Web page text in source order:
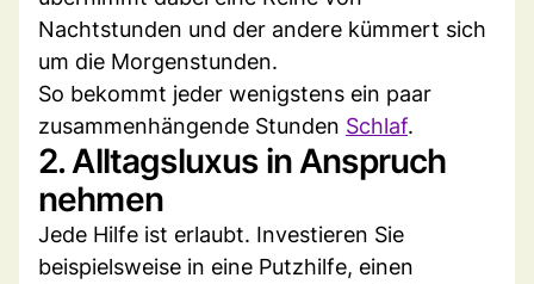
Nachtstunden und der andere kümmert sich
um die Morgenstunden.
So bekommt jeder wenigstens ein paar
zusammenhängende Stunden Schlaf.
2. Alltagsluxus in Anspruch
nehmen
Jede Hilfe ist erlaubt. Investieren Sie
beispielsweise in eine Putzhilfe, einen